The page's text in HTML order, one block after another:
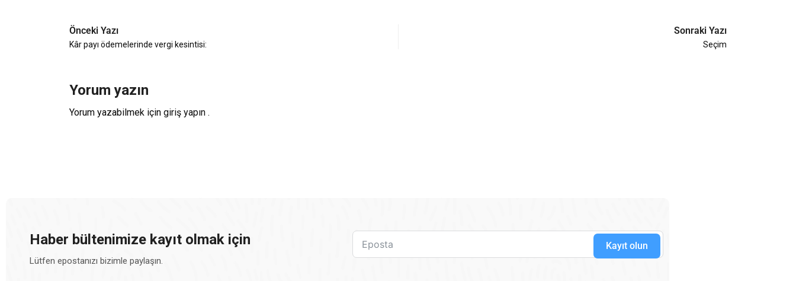
Önceki Yazı
Kâr payı ödemelerinde vergi kesintisi:
Sonraki Yazı
Seçim
Yorum yazın
Yorum yazabilmek için giriş yapın .
Haber bültenimize kayıt olmak için
Lütfen epostanızı bizimle paylaşın.
Kayıt olun